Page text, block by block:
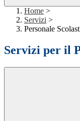
Home >
Servizi >
Personale
Servizi per il